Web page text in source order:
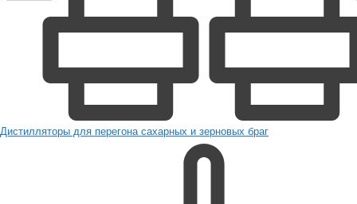
Дистилляторы для перегона сахарных и зерновых браг